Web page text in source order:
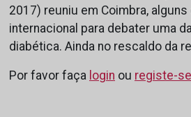
2017) reuniu em Coimbra,
internacional para debater uma
diabética. Ainda no rescaldo da
Por favor faça login ou registe-se